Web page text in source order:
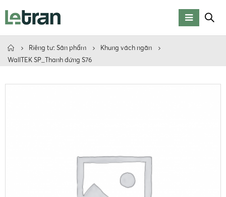
Riêng tư: Sản phẩm
Khung vách ngăn
WallTEK SP_Thanh đứng S76